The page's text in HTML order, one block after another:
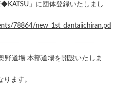
」に団体登録いたしまし
78864/new_1st_dantaiichiran.pd
野道場 本部道場を開設いたしま
ます。